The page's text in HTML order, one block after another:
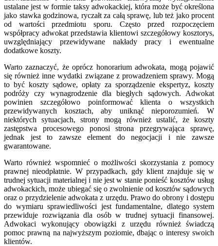
ustalane jest w formie taksy adwokackiej, która może być określona
jako stawka godzinowa, ryczałt za całą sprawę, lub też jako procent
od wartości przedmiotu sporu. Często przed rozpoczęciem
współpracy adwokat przedstawia klientowi szczegółowy kosztorys,
uwzględniający przewidywane nakłady pracy i ewentualne
dodatkowe koszty.
Warto zaznaczyć, że oprócz honorarium adwokata, mogą pojawić
się również inne wydatki związane z prowadzeniem sprawy. Mogą
to być koszty sądowe, opłaty za sporządzenie ekspertyz, koszty
podróży czy wynagrodzenie dla biegłych sądowych. Adwokat
powinien szczegółowo poinformować klienta o wszystkich
przewidywanych kosztach, aby uniknąć nieporozumień. W
niektórych sytuacjach, strony mogą również ustalić, że koszty
zastępstwa procesowego ponosi strona przegrywająca sprawę,
jednak jest to zawsze element do negocjacji i nie zawsze
gwarantowane.
Warto również wspomnieć o możliwości skorzystania z pomocy
prawnej nieodpłatnie. W przypadkach, gdy klient znajduje się w
trudnej sytuacji materialnej i nie jest w stanie ponieść kosztów usług
adwokackich, może ubiegać się o zwolnienie od kosztów sądowych
oraz o przydzielenie adwokata z urzędu. Prawo do obrony i dostępu
do wymiaru sprawiedliwości jest fundamentalne, dlatego system
przewiduje rozwiązania dla osób w trudnej sytuacji finansowej.
Adwokaci wykonujący obowiązki z urzędu również świadczą
pomoc prawną na najwyższym poziomie, dbając o interesy swoich
klientów.